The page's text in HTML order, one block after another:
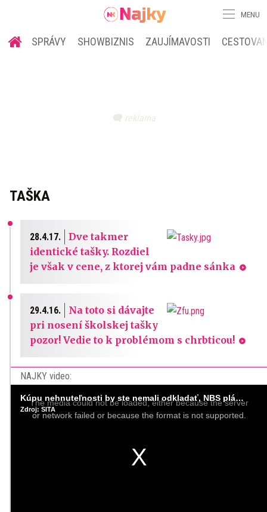
MENU
SPRÁVY SHOWBIZNIS ZAUJÍMAVOSTI
TAŠKA
28.4.17.
Dve takmer
identické tašky. Rozdiel
je však v cene, z ktorej vám padne sánka
29.4.16.
Na toto si dávajte
pri nosení školskej tašky
pozor! Vedie to k problémom s chrbticou!
NAJKY video:
window.
The media could not be loaded, either because the server
or network failed or because the format is not supported.
Kúpu nehnuteľnosti by ste nemali odkladať, NBS plánuje sprísniť pravidlá pri hypotékach
Zdroj: SITA